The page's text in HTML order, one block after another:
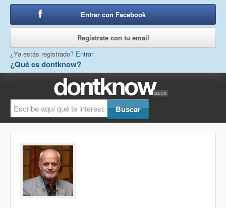
¿Qué es dontknow?
Entrar con Facebook
Regístrate con tu email
¿Ya estás registrado? Entrar